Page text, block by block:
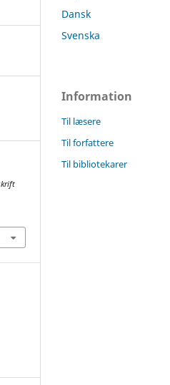
Dansk
Svenska
Information
Til læsere
Til forfattere
Til bibliotekarer